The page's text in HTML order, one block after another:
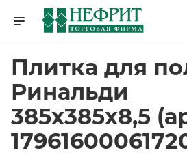
Плитка для
Ринальди
385х385х8,5